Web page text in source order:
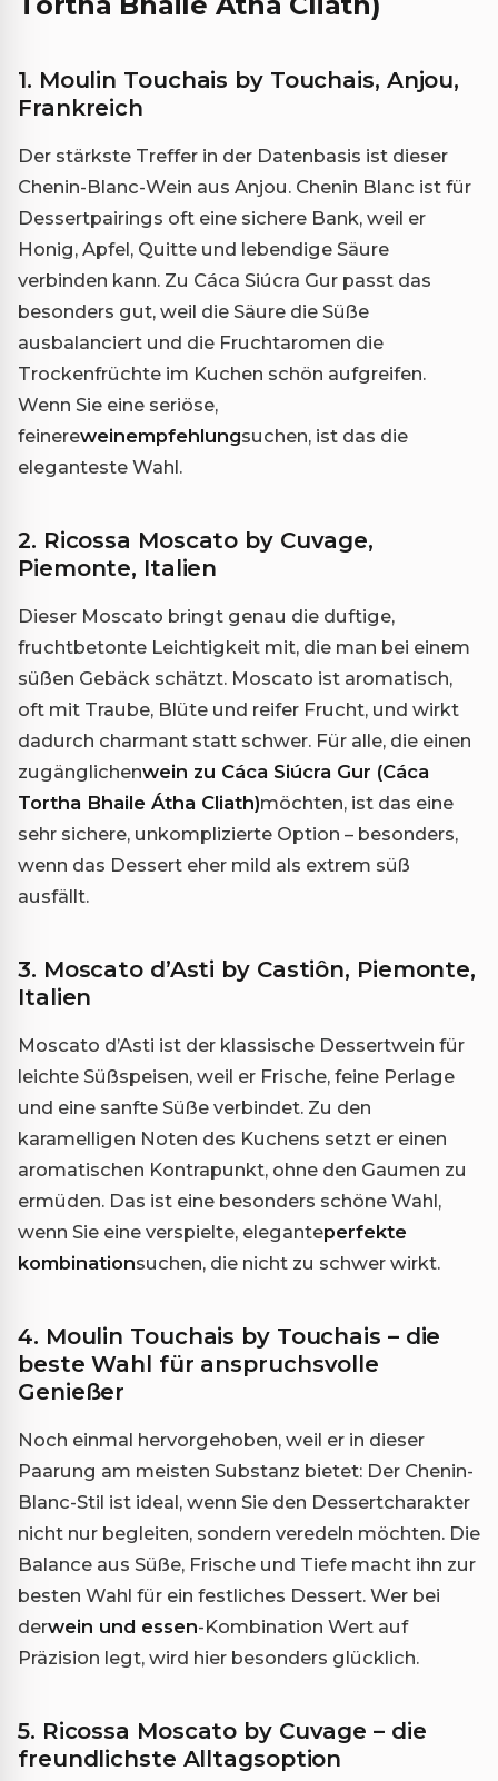
1. Moulin Touchais by Touchais, Anjou,
Frankreich
Der stärkste Treffer in der Datenbasis ist dieser
Chenin-Blanc-Wein aus Anjou. Chenin Blanc ist für
Dessertpairings oft eine sichere Bank, weil er
Honig, Apfel, Quitte und lebendige Säure
verbinden kann. Zu Cáca Siúcra Gur passt das
besonders gut, weil die Säure die Süße
ausbalanciert und die Fruchtaromen die
Trockenfrüchte im Kuchen schön aufgreifen.
Wenn Sie eine seriöse,
feinereweinempfehlungsuchen, ist das die
eleganteste Wahl.
2. Ricossa Moscato by Cuvage,
Piemonte, Italien
Dieser Moscato bringt genau die duftige,
fruchtbetonte Leichtigkeit mit, die man bei einem
süßen Gebäck schätzt. Moscato ist aromatisch,
oft mit Traube, Blüte und reifer Frucht, und wirkt
dadurch charmant statt schwer. Für alle, die einen
zugänglichenwein zu Cáca Siúcra Gur (Cáca
Tortha Bhaile Átha Cliath)möchten, ist das eine
sehr sichere, unkomplizierte Option – besonders,
wenn das Dessert eher mild als extrem süß
ausfällt.
3. Moscato d’Asti by Castiôn, Piemonte,
Italien
Moscato d’Asti ist der klassische Dessertwein für
leichte Süßspeisen, weil er Frische, feine Perlage
und eine sanfte Süße verbindet. Zu den
karamelligen Noten des Kuchens setzt er einen
aromatischen Kontrapunkt, ohne den Gaumen zu
ermüden. Das ist eine besonders schöne Wahl,
wenn Sie eine verspielte, eleganteperfekte
kombinationsuchen, die nicht zu schwer wirkt.
4. Moulin Touchais by Touchais – die
beste Wahl für anspruchsvolle
Genießer
Noch einmal hervorgehoben, weil er in dieser
Paarung am meisten Substanz bietet: Der Chenin-
Blanc-Stil ist ideal, wenn Sie den Dessertcharakter
nicht nur begleiten, sondern veredeln möchten. Die
Balance aus Süße, Frische und Tiefe macht ihn zur
besten Wahl für ein festliches Dessert. Wer bei
derwein und essen-Kombination Wert auf
Präzision legt, wird hier besonders glücklich.
5. Ricossa Moscato by Cuvage – die
freundlichste Alltagsoption